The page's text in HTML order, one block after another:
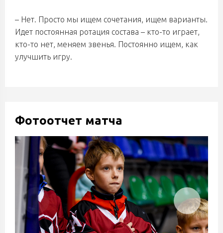
– Нет. Просто мы ищем сочетания, ищем варианты.
Идет постоянная ротация состава – кто-то играет,
кто-то нет, меняем звенья. Постоянно ищем, как
улучшить игру.
Фотоотчет матча